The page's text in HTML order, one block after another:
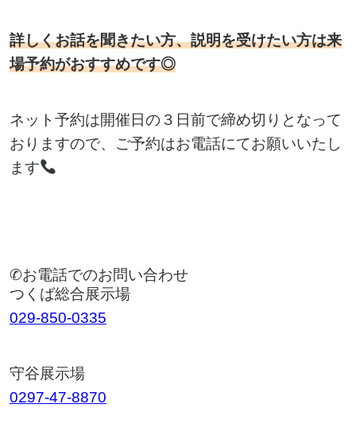
詳しくお話を聞きたい方、説明を受けたい方は来
場予約がおすすめです◎
ネット予約は開催日の３日前で締め切りとなって
おりますので、ご予約はお電話にてお願いいたし
ます
✆お電話でのお問い合わせ
つくば総合展示場
029-850-0335
守谷展示場
0297-47-8870